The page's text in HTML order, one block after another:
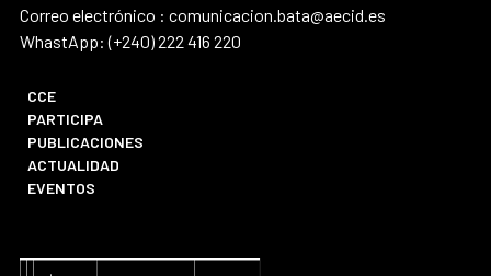
Correo electrónico : comunicacion.bata@aecid.es
WhastApp: (+240) 222 416 220
CCE
PARTICIPA
PUBLICACIONES
ACTUALIDAD
EVENTOS